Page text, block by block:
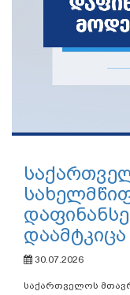
დაამტკიცა
30.07.2026
საქართველოს